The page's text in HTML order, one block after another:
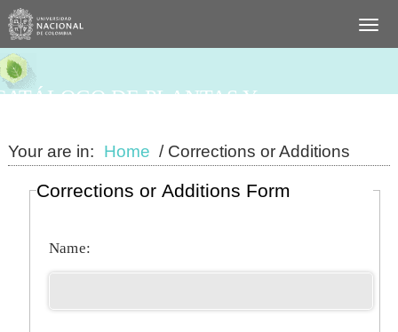
DE PLANTAS Y
Your are in: Home / Corrections or Additions
Corrections or Additions Form
Name: